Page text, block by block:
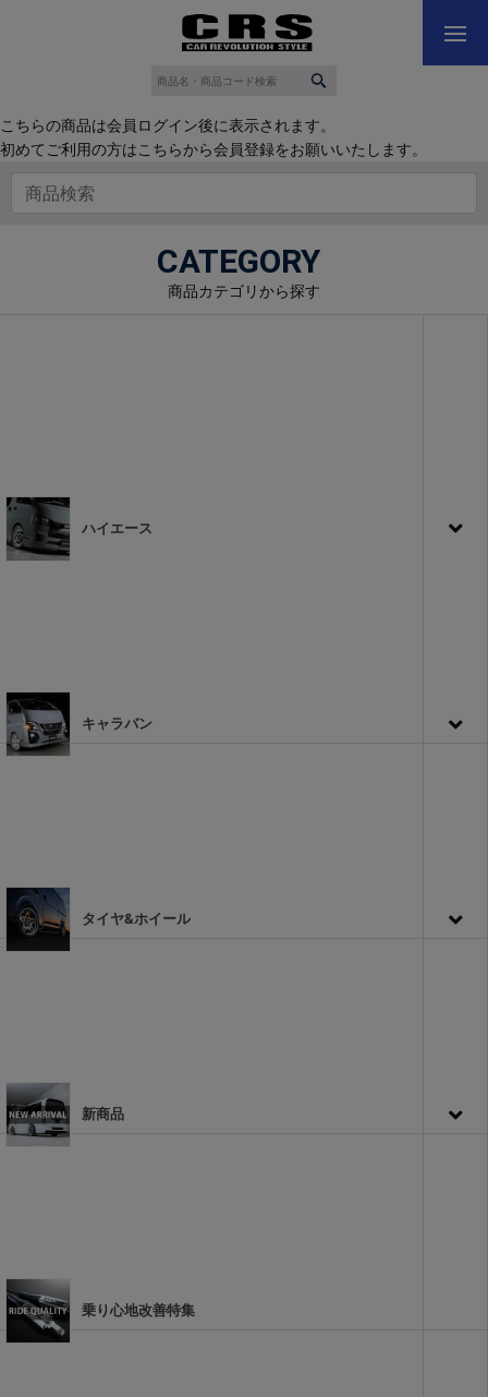
こちらの商品は会員ログイン後に表示されます。
初めてご利用の方はこちらから会員登録をお願いいたします。
CATEGORY
商品カテゴリから探す
ハイエース
キャラバン
タイヤ&ホイール
新商品
乗り心地改善特集